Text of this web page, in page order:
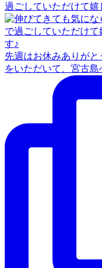
過ごしていただけて
先週はお休みありが
をいただいて、宮古